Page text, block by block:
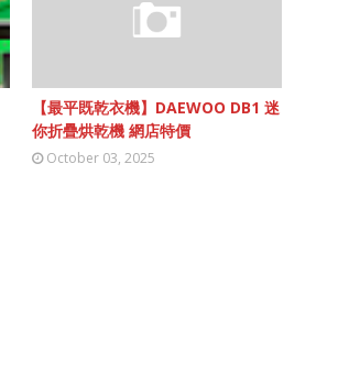
【最平既乾衣機】DAEWOO DB1 迷
你折疊烘乾機 網店特價
October 03, 2025